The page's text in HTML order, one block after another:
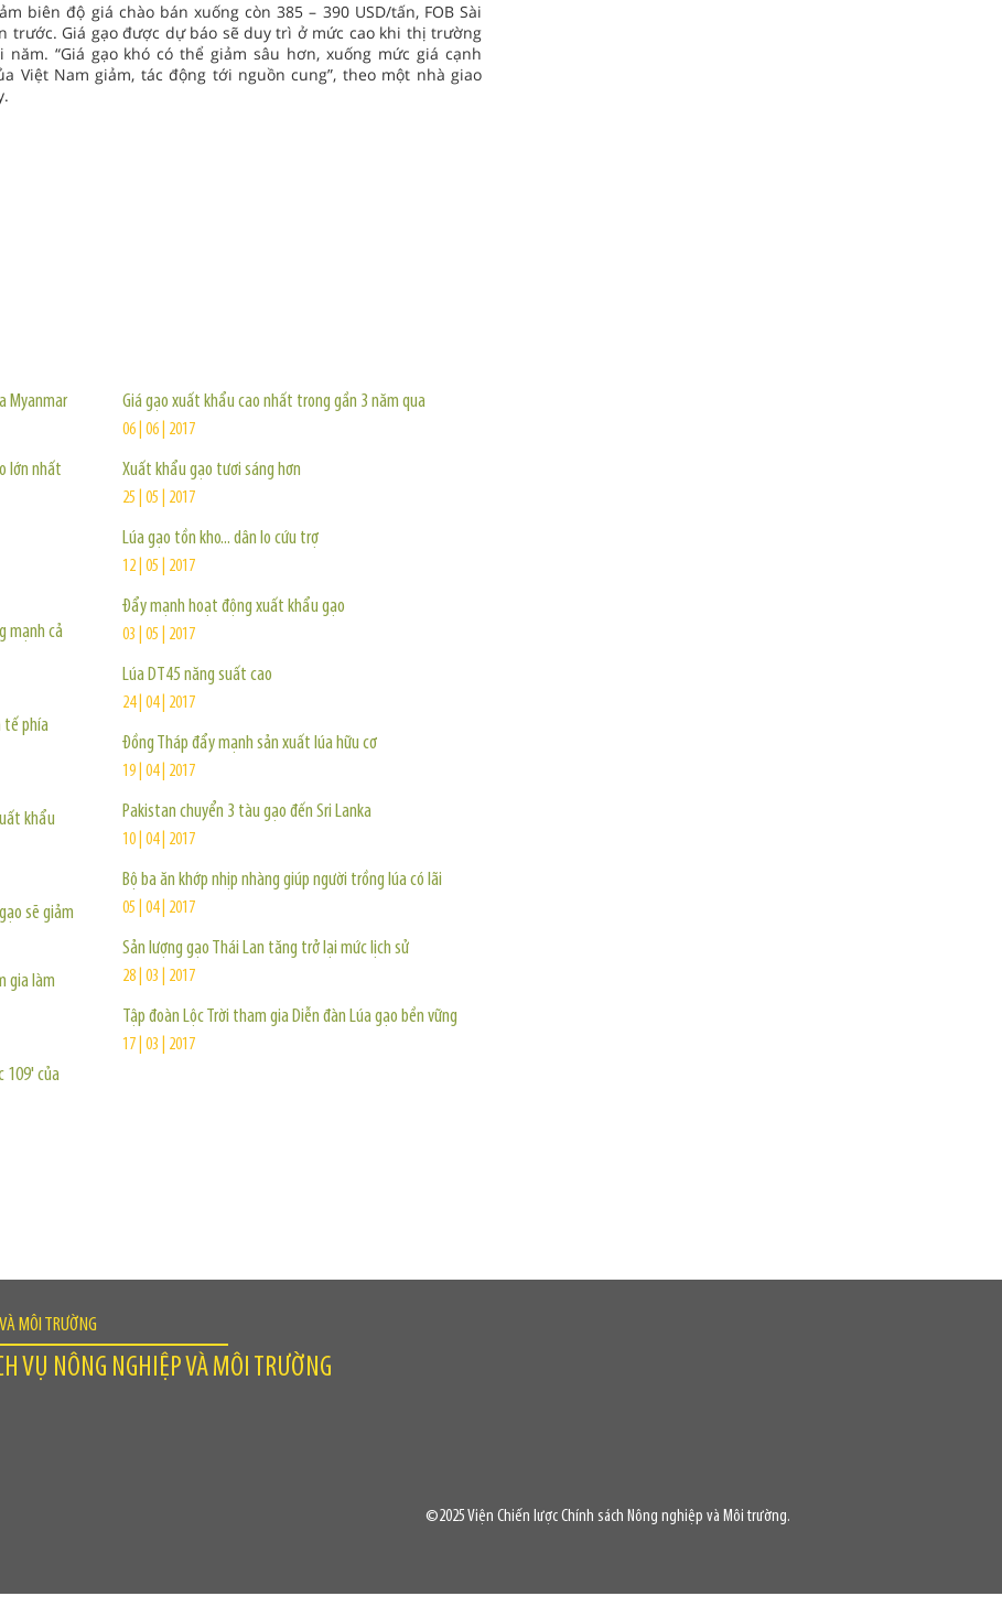
biên độ giá chào bán xuống còn 385 – 390 USD/tấn, FOB Sài
trước. Giá gạo được dự báo sẽ duy trì ở mức cao khi thị trường
“Giá gạo khó có thể giảm sâu hơn, xuống mức giá cạnh
Việt Nam giảm, tác động tới nguồn cung”, theo một nhà giao
Myanmar
lớn nhất
mạnh cả
tế phía
khẩu
sẽ giảm
gia làm
109' của
Giá gạo xuất khẩu cao nhất trong gần 3 năm qua
06 | 06 | 2017
Xuất khẩu gạo tươi sáng hơn
25 | 05 | 2017
Lúa gạo tồn kho... dân lo cứu trợ
12 | 05 | 2017
Đẩy mạnh hoạt động xuất khẩu gạo
03 | 05 | 2017
Lúa DT45 năng suất cao
24 | 04 | 2017
Đồng Tháp đẩy mạnh sản xuất lúa hữu cơ
19 | 04 | 2017
Pakistan chuyển 3 tàu gạo đến Sri Lanka
10 | 04 | 2017
Bộ ba ăn khớp nhịp nhàng giúp người trồng lúa có lãi
05 | 04 | 2017
Sản lượng gạo Thái Lan tăng trở lại mức lịch sử
28 | 03 | 2017
Tập đoàn Lộc Trời tham gia Diễn đàn Lúa gạo bền vững
17 | 03 | 2017
MÔI TRƯỜNG
VỤ NÔNG NGHIỆP VÀ MÔI TRƯỜNG
©2025 Viện Chiến lược Chính sách Nông nghiệp và Môi trường.